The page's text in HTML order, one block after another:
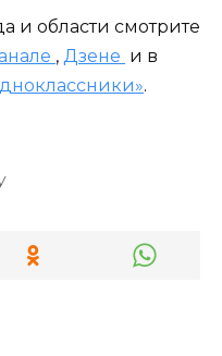
и области смотрите
, Дзене и в
.